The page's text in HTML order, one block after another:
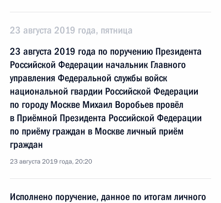
23 августа 2019 года, пятница
23 августа 2019 года по поручению Президента
Российской Федерации начальник Главного
управления Федеральной службы войск
национальной гвардии Российской Федерации
по городу Москве Михаил Воробьев провёл
в Приёмной Президента Российской Федерации
по приёму граждан в Москве личный приём
граждан
23 августа 2019 года, 20:20
Исполнено поручение, данное по итогам личного